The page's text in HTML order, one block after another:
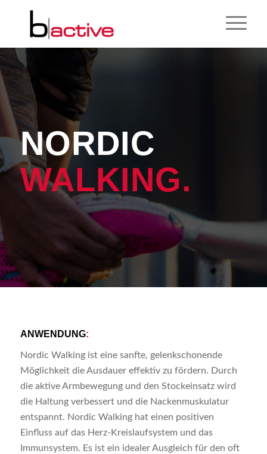
NORDIC
WALKING.
ANWENDUNG:
Nordic Walking ist eine sanfte, gelenkschonende
Möglichkeit die Ausdauer effektiv zu fördern. Durch
die aktive Armbewegung und den Stockeinsatz wird
die Haltung verbessert und die Nackenmuskulatur
entspannt. Nordic Walking hat einen positiven
Einfluss auf das Herz-Kreislaufsystem und das
Immunsystem. Es ist ein idealer Ausgleich für den oft